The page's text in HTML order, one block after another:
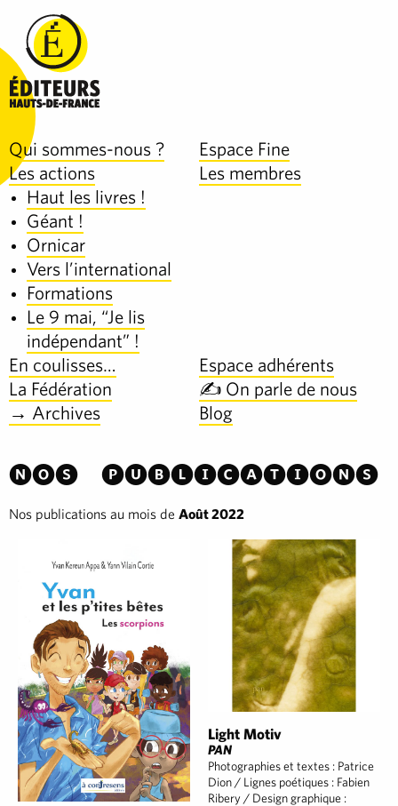
Qui sommes-nous ?
Espace Fine
Les actions
Haut les livres !
Géant !
Ornicar
Vers l’international
Formations
Le 9 mai, “Je lis
indépendant” !
Les membres
En coulisses…
Espace adhérents
La Fédération
✍️ On parle de nous
→ Archives
Blog
Nos publications
Nos publications au mois de Août 2022
Light Motiv
PAN
Photographies et textes : Patrice
Dion / Lignes poétiques : Fabien
Ribery / Design graphique :